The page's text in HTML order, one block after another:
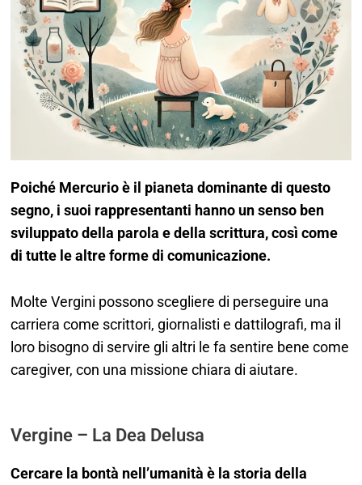
Poiché Mercurioè il pianeta dominante di questo
segno, i suoi rappresentanti hanno un senso ben
sviluppato della parola e della scrittura, così come
di tutte le altre forme di comunicazione.
Molte Vergini possono scegliere di perseguire una
carriera come scrittori, giornalisti e dattilografi, ma il
loro bisogno di servire gli altri le fa sentire bene come
caregiver, con una missione chiara di aiutare.
Vergine – La Dea Delusa
Cercare la bontà nell’umanità è la storia della